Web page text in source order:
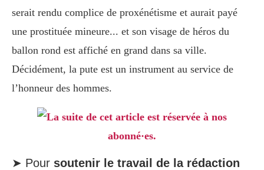
serait rendu complice de proxénétisme et aurait payé
une prostituée mineure... et son visage de héros du
ballon rond est affiché en grand dans sa ville.
Décidément, la pute est un instrument au service de
l’honneur des hommes.
La suite de cet article est réservée à nos
abonné·es.
➤ Pour soutenir le travail de la rédaction